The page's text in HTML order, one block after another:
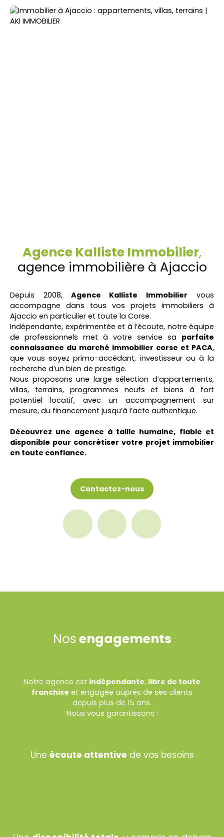
Agence Kalliste Immobilier,
agence immobilière à Ajaccio
Depuis 2008,Agence Kalliste Immobilier vous
accompagne dans tous vos projets immobiliers à
Ajaccio en particulier et toute la Corse.
Indépendante, expérimentée et à l’écoute, notre équipe
de professionnels met à votre service sa parfaite
connaissance du marché immobilier corse et PACA,
que vous soyez primo-accédant, investisseur ou à la
recherche d’un bien de prestige.
Nous proposons une large sélection d’appartements,
villas, terrains, programmes neufs et biens à fort
potentiel locatif, avec un accompagnement sur
mesure, du financement jusqu’à l’acte authentique.
Découvrez une agence à taille humaine, fiable et
disponible pour concrétiser votre projet immobilier
en toute confiance.
Contactez-nous
Nosengagements
Notre agence est indépendante, libre de toute
franchise et engagée auprès de ses clients
depuis plus de 15 ans.
Nous vous garantissons :
Une écoute attentive de vos besoins